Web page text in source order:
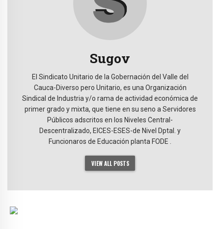
Sugov
El Sindicato Unitario de la Gobernación del Valle del
Cauca-Diverso pero Unitario, es una Organización
Sindical de Industria y/o rama de actividad económica de
primer grado y mixta, que tiene en su seno a Servidores
Públicos adscritos en los Niveles Central-
Descentralizado, EICES-ESES-de Nivel Dptal. y
Funcionaros de Educación planta FODE .
VIEW ALL POSTS